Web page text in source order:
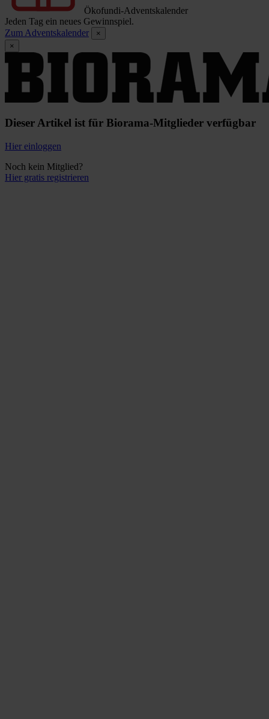
Ökofundi-Adventskalender
Jeden Tag ein neues Gewinnspiel.
Zum Adventskalender
×
×
Dieser Artikel ist für Biorama-Mitglieder verfügbar
Hier einloggen
Noch kein Mitglied?
Hier gratis registrieren